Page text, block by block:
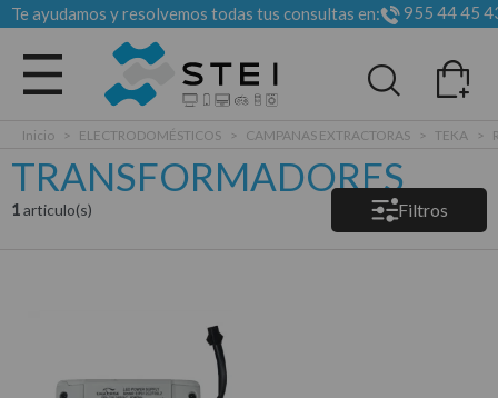
Te ayudamos y resolvemos todas tus consultas en: 955 44 45
Todas las categorias
Inicio > ELECTRODOMÉSTICOS > CAMPANAS EXTRACTORAS > TEKA >
TRANSFORMADORES
1articulo(s) Filtros